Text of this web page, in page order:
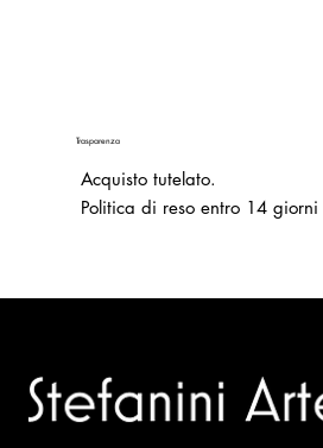
Trasparenza
Acquisto tutelato.
Politica di reso entro 14